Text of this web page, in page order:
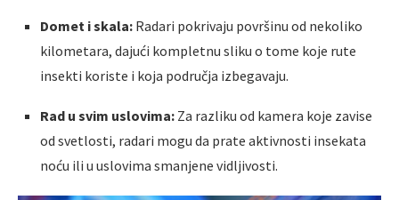
Domet i skala: Radari pokrivaju površinu od nekoliko
kilometara, dajući kompletnu sliku o tome koje rute
insekti koriste i koja područja izbegavaju.
Rad u svim uslovima: Za razliku od kamera koje zavise
od svetlosti, radari mogu da prate aktivnosti insekata
noću ili u uslovima smanjene vidljivosti.